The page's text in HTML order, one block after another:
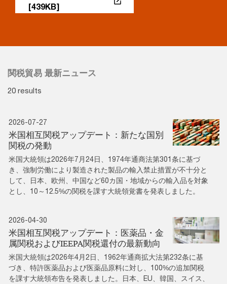
[439KB]
関税貿易 最新ニュース
20 results
2026-07-27
米国相互関税アップデート：新たな国別
関税の発動
米国大統領は2026年7月24日、1974年通商法第301条に基づ
き、強制労働により製造された製品の輸入禁止措置が不十分と
して、日本、欧州、中国など60カ国・地域からの輸入品を対象
とし、10～12.5%の関税を課す大統領覚書を発表しました。
2026-04-30
米国相互関税アップデート：医薬品・金
属関税およびIEEPA関税還付の最新動向
米国大統領は2026年4月2日、1962年通商拡大法第232条に基
づき、特許医薬品および医薬品原料に対し、100%の追加関税
を課す大統領布告を発表しました。日本、EU、韓国、スイス、